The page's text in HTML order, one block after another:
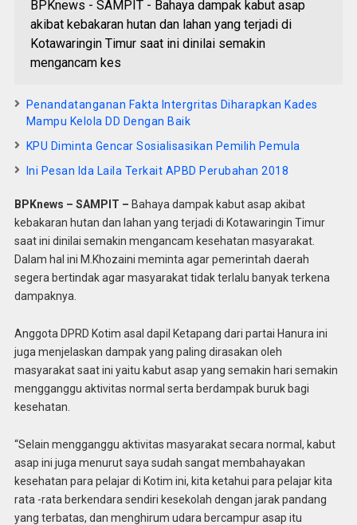
BPKnews - SAMPIT - Bahaya dampak kabut asap
akibat kebakaran hutan dan lahan yang terjadi di
Kotawaringin Timur saat ini dinilai semakin
mengancam kes
Penandatanganan Fakta Intergritas Diharapkan Kades
Mampu Kelola DD Dengan Baik
KPU Diminta Gencar Sosialisasikan Pemilih Pemula
Ini Pesan Ida Laila Terkait APBD Perubahan 2018
BPKnews – SAMPIT – Bahaya dampak kabut asap akibat
kebakaran hutan dan lahan yang terjadi di Kotawaringin Timur
saat ini dinilai semakin mengancam kesehatan masyarakat.
Dalam hal ini M.Khozaini meminta agar pemerintah daerah
segera bertindak agar masyarakat tidak terlalu banyak terkena
dampaknya.
Anggota DPRD Kotim asal dapil Ketapang dari partai Hanura ini
juga menjelaskan dampak yang paling dirasakan oleh
masyarakat saat ini yaitu kabut asap yang semakin hari semakin
mengganggu aktivitas normal serta berdampak buruk bagi
kesehatan.
“Selain mengganggu aktivitas masyarakat secara normal, kabut
asap ini juga menurut saya sudah sangat membahayakan
kesehatan para pelajar di Kotim ini, kita ketahui para pelajar kita
rata -rata berkendara sendiri kesekolah dengan jarak pandang
yang terbatas, dan menghirum udara bercampur asap itu